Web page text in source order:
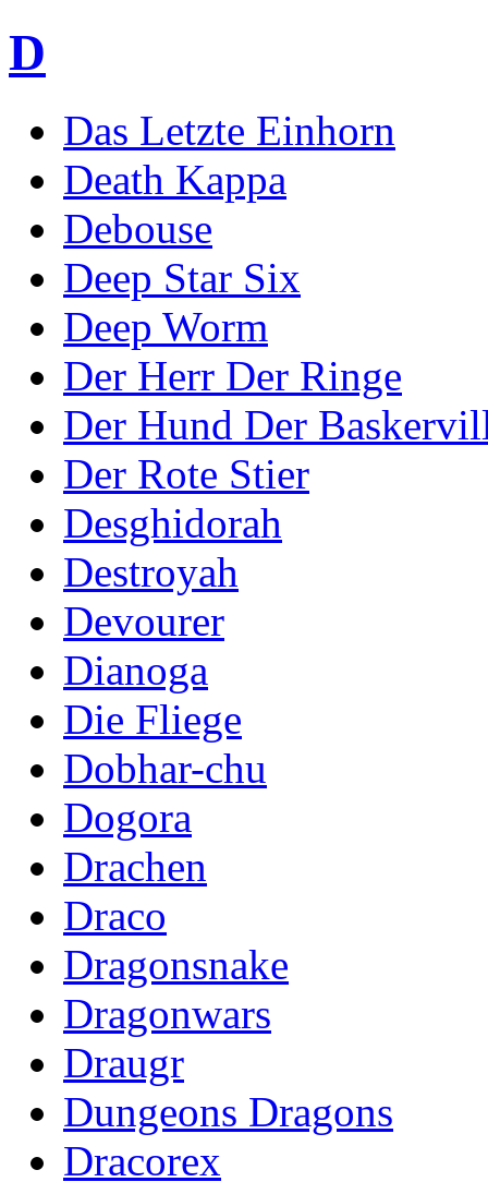
D
Das Letzte Einhorn
Death Kappa
Debouse
Deep Star Six
Deep Worm
Der Herr Der Ringe
Der Hund Der
Der Rote Stier
Desghidorah
Destroyah
Devourer
Dianoga
Die Fliege
Dobhar-chu
Dogora
Drachen
Draco
Dragonsnake
Dragonwars
Draugr
Dungeons Dragons
Dracorex